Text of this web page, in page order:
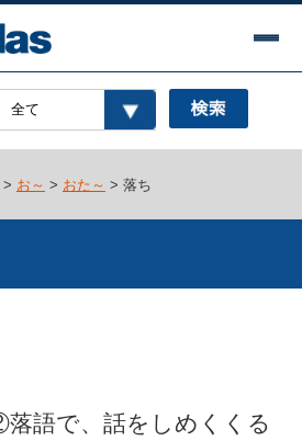
お～ > おた～ > 落ち
語で、話をしめくくる